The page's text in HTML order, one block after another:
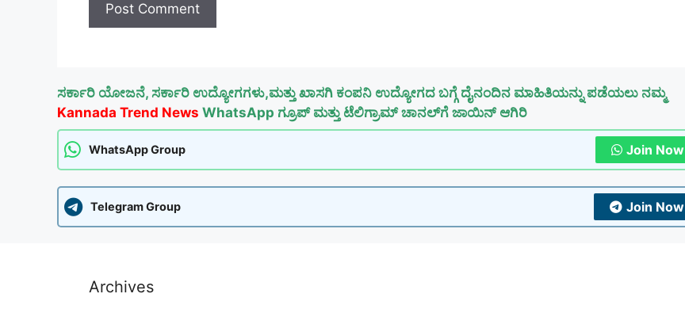
ಸರ್ಕಾರಿ ಯೋಜನೆ, ಸರ್ಕಾರಿ ಉದ್ಯೋಗಗಳು,ಮತ್ತು ಖಾಸಗಿ ಕಂಪನಿ ಉದ್ಯೋಗದ ಬಗ್ಗೆ ದೈನಂದಿನ ಮಾಹಿತಿಯನ್ನು ಪಡೆಯಲು ನಮ್ಮ
Kannada Trend News WhatsApp ಗ್ರೂಪ್ ಮತ್ತು ಟೆಲಿಗ್ರಾಮ್ ಚಾನಲ್‌ಗೆ ಜಾಯಿನ್ ಆಗಿರಿ
WhatsApp Group Join Now
Telegram Group Join Now
Archives